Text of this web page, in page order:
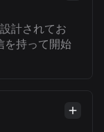
計されてお
を持って開始